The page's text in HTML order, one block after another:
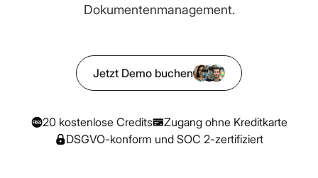
Dokumentenmanagement.
Jetzt Demo buchen
20 kostenlose Credits
Zugang ohne Kreditkarte
DSGVO-konform und SOC 2-zertifiziert